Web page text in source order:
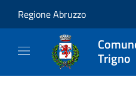
Regione Abruzzo
Trigno